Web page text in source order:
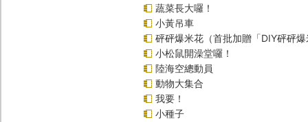
蔬菜長大囉！
小黃吊車
砰砰爆米花（首批加贈「DIY砰砰
小松鼠開澡堂囉！
陸海空總動員
動物大集合
我要！
小種子